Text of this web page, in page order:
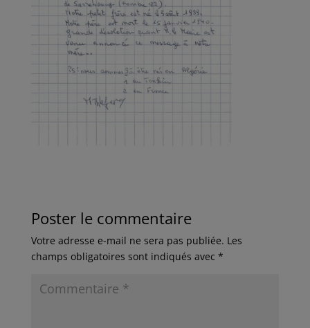
Poster le commentaire
Votre adresse e-mail ne sera pas publiée. Les
champs obligatoires sont indiqués avec *